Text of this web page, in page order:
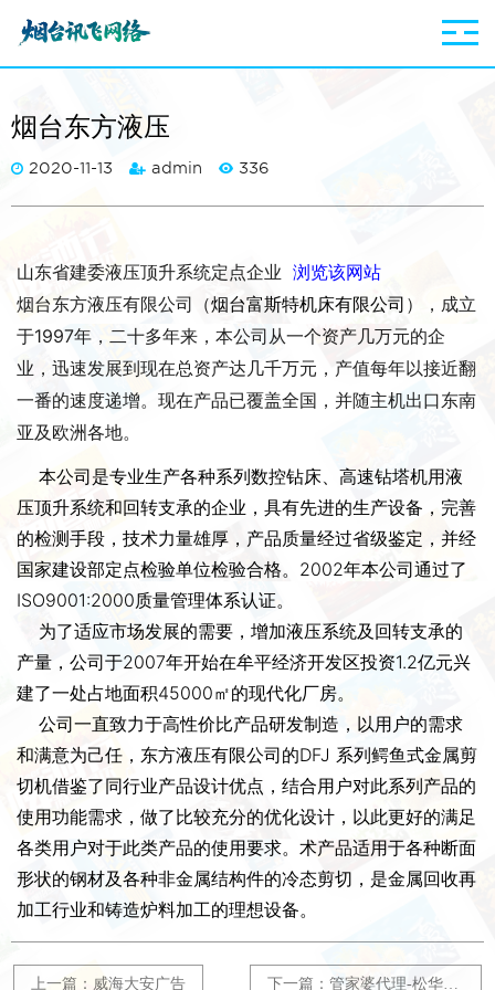
烟台东方液压
2020-11-13 admin 336
山东省建委液压顶升系统定点企业 浏览该网站
烟台东方液压有限公司（烟台富斯特机床有限公司 ），成立
于1997年，二十多年来，本公司从一个资产几万元的企
业，迅速发展到现在总资产达几千万元，产值每年以接近翻
一番的速度递增。现在产品已覆盖全国，并随主机出口东南
亚及欧洲各地。
本公司是专业生产各种系列数控钻床、高速钻塔机用液
压顶升系统和回转支承的企业，具有先进的生产设备，完善
的检测手段，技术力量雄厚，产品质量经过省级鉴定，并经
国家建设部定点检验单位检验合格。2002年本公司通过了
ISO9001:2000质量管理体系认证。
为了适应市场发展的需要，增加液压系统及回转支承的
产量，公司于2007年开始在牟平经济开发区投资1.2亿元兴
建了一处占地面积45000㎡的现代化厂房。
公司一直致力于高性价比产品研发制造，以用户的需求
和满意为己任，东方液压有限公司的DFJ 系列鳄鱼式金属剪
切机借鉴了同行业产品设计优点，结合用户对此系列产品的
使用功能需求，做了比较充分的优化设计，以此更好的满足
各类用户对于此类产品的使用要求。术产品适用于各种断面
形状的钢材及各种非金属结构件的冷态剪切，是金属回收再
加工行业和铸造炉料加工的理想设备。
上一篇：威海大安广告 下一篇：管家婆代理-松华软件